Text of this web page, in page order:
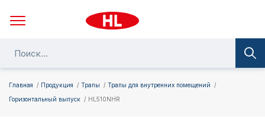
Главная Продукция Трапы
Трапы для внутренних помещений
Горизонтальный выпуск
HL510NHR